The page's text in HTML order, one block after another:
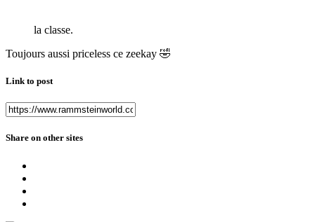
la classe.
Toujours aussi priceless ce zeekay 🤣
Link to post
Share on other sites